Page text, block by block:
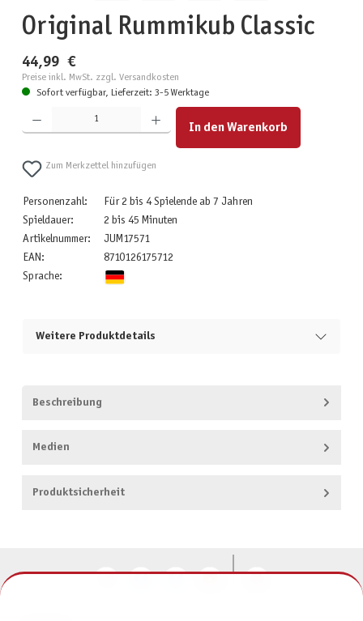
Original Rummikub Classic
44,99 €
Preise inkl. MwSt. zzgl. Versandkosten
Sofort verfügbar, Lieferzeit: 3-5 Werktage
Produkt Anzahl: Gib den gewünschten Wert ein oder benutze die Schaltflächen um die Anzahl zu
In den Warenkorb
Zum Merkzettel hinzufügen
Personenzahl:
Für 2 bis 4 Spielende ab 7 Jahren
Spieldauer:
2 bis 45 Minuten
Artikelnummer:
JUM17571
EAN:
8710126175712
Sprache:
Weitere Produktdetails
Beschreibung
Medien
Produktsicherheit